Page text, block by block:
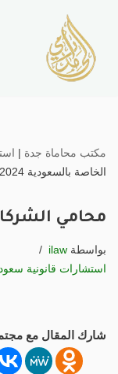
تخطى
إلى
المحتوى
مكتب محاماة جدة |
الخاصة بالسعودية 2024
محامي
بواسطة ilaw
استشارات قانونية
شارك المقال مع